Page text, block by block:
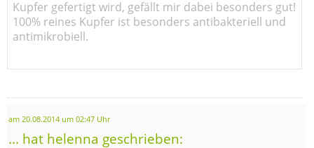
Kupfer gefertigt wird, gefällt mir dabei besonders gut!
100% reines Kupfer ist besonders antibakteriell und
antimikrobiell.
am 20.08.2014 um 02:47 Uhr
... hat helenna geschrieben: